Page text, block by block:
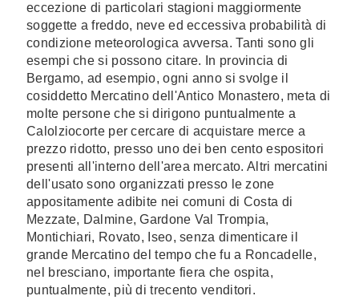
eccezione di particolari stagioni maggiormente
soggette a freddo, neve ed eccessiva probabilità di
condizione meteorologica avversa. Tanti sono gli
esempi che si possono citare. In provincia di
Bergamo, ad esempio, ogni anno si svolge il
cosiddetto Mercatino dell'Antico Monastero, meta di
molte persone che si dirigono puntualmente a
Calolziocorte per cercare di acquistare merce a
prezzo ridotto, presso uno dei ben cento espositori
presenti all'interno dell'area mercato. Altri mercatini
dell'usato sono organizzati presso le zone
appositamente adibite nei comuni di Costa di
Mezzate, Dalmine, Gardone Val Trompia,
Montichiari, Rovato, Iseo, senza dimenticare il
grande Mercatino del tempo che fu a Roncadelle,
nel bresciano, importante fiera che ospita,
puntualmente, più di trecento venditori.